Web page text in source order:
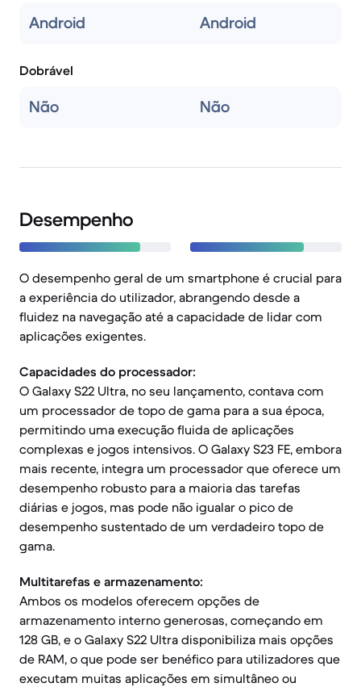
Android Android
Dobrável
Não Não
Desempenho
O desempenho geral de um smartphone é crucial para
a experiência do utilizador, abrangendo desde a
fluidez na navegação até a capacidade de lidar com
aplicações exigentes.
Capacidades do processador:
O Galaxy S22 Ultra, no seu lançamento, contava com
um processador de topo de gama para a sua época,
permitindo uma execução fluida de aplicações
complexas e jogos intensivos. O Galaxy S23 FE, embora
mais recente, integra um processador que oferece um
desempenho robusto para a maioria das tarefas
diárias e jogos, mas pode não igualar o pico de
desempenho sustentado de um verdadeiro topo de
gama.
Multitarefas e armazenamento:
Ambos os modelos oferecem opções de
armazenamento interno generosas, começando em
128 GB, e o Galaxy S22 Ultra disponibiliza mais opções
de RAM, o que pode ser benéfico para utilizadores que
executam muitas aplicações em simultâneo ou